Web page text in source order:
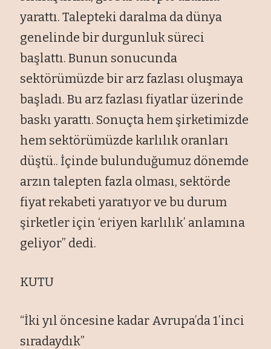
yarattı. Talepteki daralma da dünya
genelinde bir durgunluk süreci
başlattı. Bunun sonucunda
sektörümüzde bir arz fazlası oluşmaya
başladı. Bu arz fazlası fiyatlar üzerinde
baskı yarattı. Sonuçta hem şirketimizde
hem sektörümüzde karlılık oranları
düştü.. İçinde bulunduğumuz dönemde
arzın talepten fazla olması, sektörde
fiyat rekabeti yaratıyor ve bu durum
şirketler için ‘eriyen karlılık’ anlamına
geliyor” dedi.
KUTU
“İki yıl öncesine kadar Avrupa’da 1’inci
sıradaydık”